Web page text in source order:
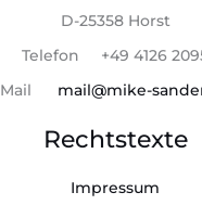
D-25358 Horst
Telefon +49 4126
Mail mail@mike-
Rechtstexte
Impressum